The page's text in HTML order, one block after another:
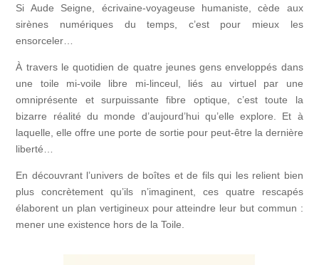
Si Aude Seigne, écrivaine-voyageuse humaniste, cède aux
sirènes numériques du temps, c’est pour mieux les
ensorceler…
À travers le quotidien de quatre jeunes gens enveloppés dans
une toile mi-voile libre mi-linceul, liés au virtuel par une
omniprésente et surpuissante fibre optique, c’est toute la
bizarre réalité du monde d’aujourd’hui qu’elle explore. Et à
laquelle, elle offre une porte de sortie pour peut-être la dernière
liberté…
En découvrant l’univers de boîtes et de fils qui les relient bien
plus concrètement qu’ils n’imaginent, ces quatre rescapés
élaborent un plan vertigineux pour atteindre leur but commun :
mener une existence hors de la Toile.